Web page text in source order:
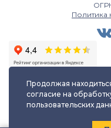
Политика
Любое использование
Продолжая
согласие на
пользовательских